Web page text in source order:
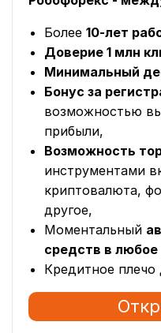
Более 10-лет
Доверие 1 млн
Минимальный
Бонус за
возможностью
прибыли,
Возможность
инструментами
криптовалюта,
другое,
Моментальный
средств в
Кредитное плечо